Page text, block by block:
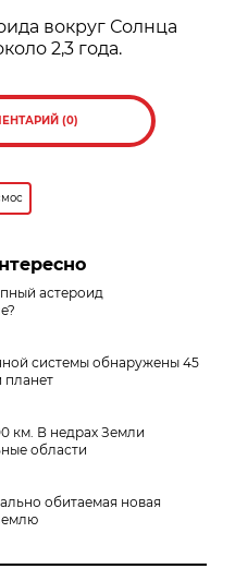
вокруг Солнца
2,3 года.
(0)
астероид
системы обнаружены 45
планет
км. В недрах Земли
области
обитаемая новая